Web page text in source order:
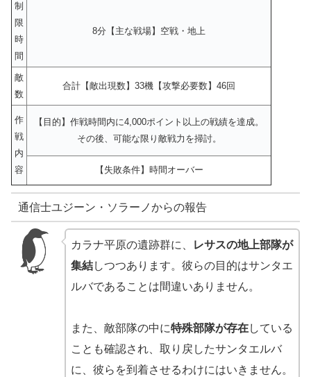
制
限
時
間
8分【主な戦場】空戦・地上
敵
数
合計【敵出現数】33機【攻撃必要数】46回
作
戦
内
容
【目的】作戦時間内に4,000ポイント以上の戦績を達成。
その後、可能な限り敵戦力を掃討。
【失敗条件】時間オーバー
通信士ユジーン・ソラーノからの報告
カラナ平原の遺跡群に、
レサスの地上部隊が
集結しつつあります。彼らの目的はサンタエ
ルバであることは間違いありません。
また、敵部隊の中に特殊部隊が存在している
ことも確認され、取り戻したサンタエルバ
に、彼らを到着させるわけにはいきません。